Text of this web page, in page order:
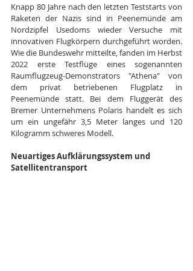
Knapp 80 Jahre nach den letzten Teststarts von
Raketen der Nazis sind in Peenemünde am
Nordzipfel Usedoms wieder Versuche mit
innovativen Flugkörpern durchgeführt worden.
Wie die Bundeswehr mitteilte, fanden im Herbst
2022 erste Testflüge eines sogenannten
Raumflugzeug-Demonstrators "Athena" von
dem privat betriebenen Flugplatz in
Peenemünde statt. Bei dem Fluggerät des
Bremer Unternehmens Polaris handelt es sich
um ein ungefähr 3,5 Meter langes und 120
Kilogramm schweres Modell.
Neuartiges Aufklärungssystem und
Satellitentransport